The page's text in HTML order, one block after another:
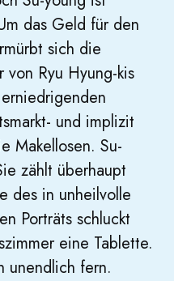
das Geld für den
sich die
Ryu Hyung-kis
und implizit
Makellosen. Su-
zählt überhaupt
des in unheilvolle
Porträts schluckt
eine Tablette.
unendlich fern.